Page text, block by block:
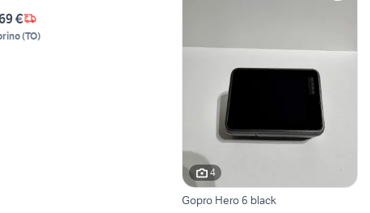
€
(TO)
4
Gopro Hero 6 black